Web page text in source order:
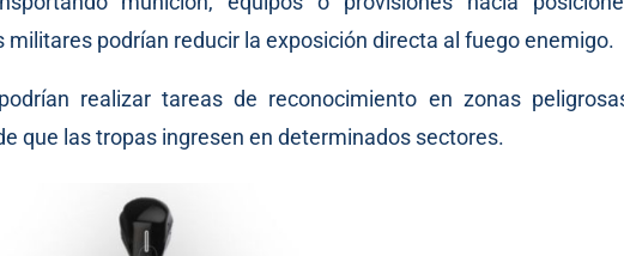
militares podrían reducir la exposición directa al fuego enemigo.
realizar tareas de reconocimiento en zonas
que las tropas ingresen en determinados sectores.